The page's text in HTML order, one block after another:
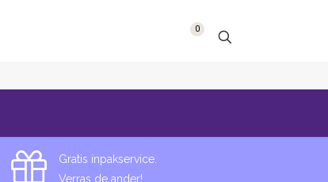
0
Gratis inpakservice.
Verras de ander!